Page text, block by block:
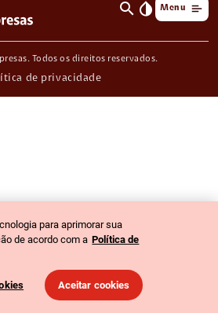
search invert_colors Menu
Todos os direitos reservados.
de privacidade
para aprimorar sua
de acordo com a Política de
Aceitar cookies